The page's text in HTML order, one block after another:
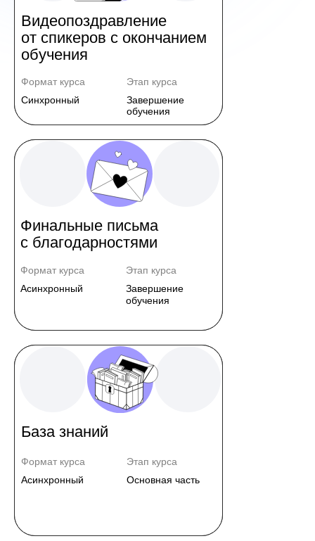
Этап курса
Формат курса
Синхронный
Завершение
обучения
Видеопоздравление
от спикеров с окончанием
обучения
Этап курса
Формат курса
Асинхронный
Завершение
обучения
Финальные письма
с благодарностями
Этап курса
Формат курса
Асинхронный
Основная часть
База знаний